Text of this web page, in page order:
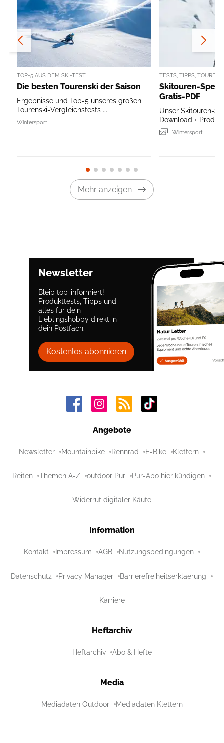
TOP-5 AUS DEM SKI-TEST
Die besten Tourenski der Saison
Ergebnisse und Top-5 unseres großen
Tourenski-Vergleichstests ...
Wintersport
TESTS, TIPPS, TOUREN
Skitouren-
Gratis-PDF
Unser Skitouren-
Download +
Wintersport
Mehr anzeigen
Newsletter
Bleib top-informiert!
Produkttests, Tipps und
alles für dein
Lieblingshobby direkt in
dein Postfach.
Kostenlos abonnieren
Angebote
Newsletter Mountainbike Rennrad E-Bike Klettern
Reiten Themen A-Z outdoor Pur Pur-Abo hier kündigen
Widerruf digitaler Käufe
Information
Kontakt Impressum AGB Nutzungsbedingungen
Datenschutz Privacy Manager Barrierefreiheitserklaerung
Karriere
Heftarchiv
Heftarchiv Abo & Hefte
Media
Mediadaten Outdoor Mediadaten Klettern